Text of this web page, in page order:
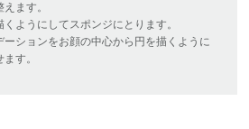
ます。
ようにしてスポンジにとります。
ションをお顔の中心から円を描くように
す。